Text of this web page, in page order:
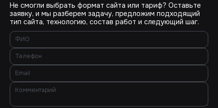
Не смогли выбрать формат сайта или тариф? Оставьте
заявку, и мы разберем задачу, предложим подходящий
тип сайта, технологию, состав работ и следующий шаг.